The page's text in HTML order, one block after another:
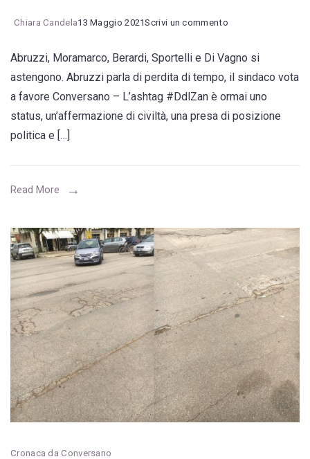
Chiara Candela13 Maggio 2021Scrivi un commentoon
in
Consiglio
giorno
del
DDL
Zan
sul
contrasto
alle
discriminazioni
fondate
sull’orientamento
sessuale.
Abruzzi, Moramarco, Berardi, Sportelli e Di Vagno si
astengono. Abruzzi parla di perdita di tempo, il sindaco vota
a favore Conversano – L’ashtag #DdlZan è ormai uno
status, un’affermazione di civiltà, una presa di posizione
politica e […]
Read More
Cronaca da Conversano